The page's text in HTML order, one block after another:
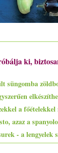
ki,
süngomba